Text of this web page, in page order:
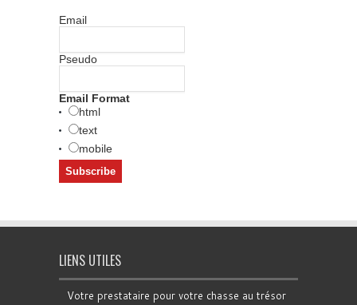
Email
Pseudo
Email Format
html
text
mobile
LIENS UTILES
Votre prestataire pour votre chasse au trésor